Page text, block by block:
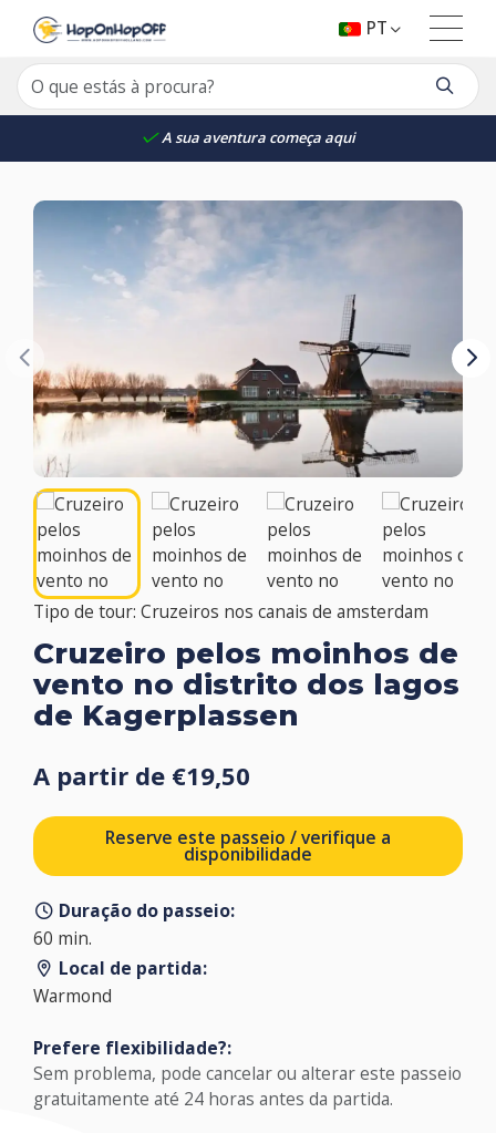
A sua aventura começa aqui
PT
Tipo de tour: Cruzeiros nos canais de amsterdam
Cruzeiro pelos moinhos de
vento no distrito dos lagos
de Kagerplassen
A partir de €19,50
Reserve este passeio / verifique a
disponibilidade
Duração do passeio:
60 min.
Local de partida:
Warmond
Prefere flexibilidade?:
Sem problema, pode cancelar ou alterar este passeio
gratuitamente até 24 horas antes da partida.